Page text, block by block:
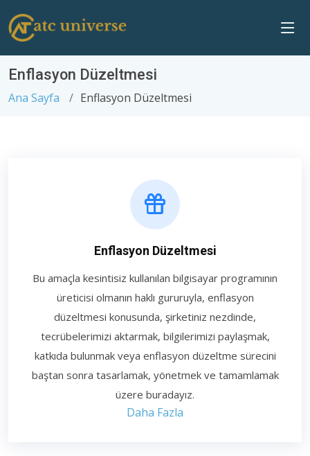
Enflasyon Düzeltmesi
Ana Sayfa Enflasyon Düzeltmesi
Enflasyon Düzeltmesi
Bu amaçla kesintisiz kullanılan bilgisayar programının
üreticisi olmanın haklı gururuyla, enflasyon
düzeltmesi konusunda, şirketiniz nezdinde,
tecrübelerimizi aktarmak, bilgilerimizi paylaşmak,
katkıda bulunmak veya enflasyon düzeltme sürecini
baştan sonra tasarlamak, yönetmek ve tamamlamak
üzere buradayız.
Daha Fazla